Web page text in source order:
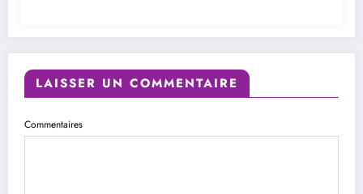
LAISSER UN COMMENTAIRE
Commentaires